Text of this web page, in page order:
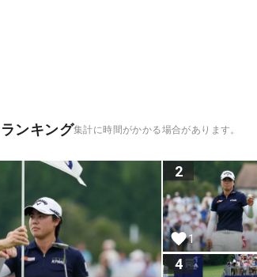
ンキング集計に時間がかかる場合があります。
2
1
4